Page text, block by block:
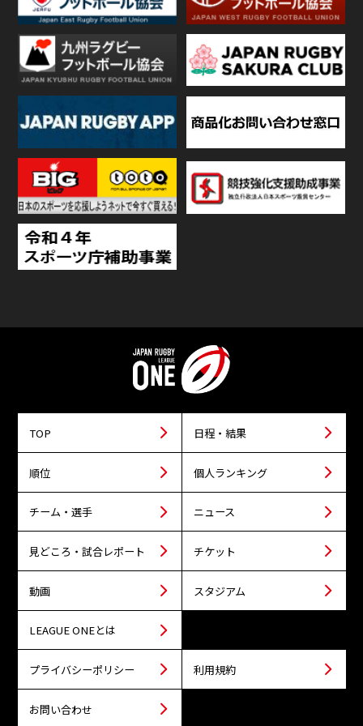
TOP 日程・結果
順位 個人ランキング
チーム・選手 ニュース
見どころ・試合レポート チケット
動画 スタジアム
LEAGUE ONEとは
プライバシーポリシー 利用規約
お問い合わせ